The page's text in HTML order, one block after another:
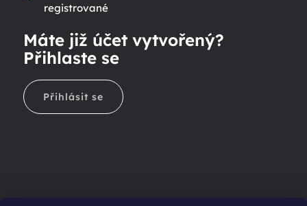
registrované
Máte již účet vytvořený?
Přihlaste se
Přihlásit se